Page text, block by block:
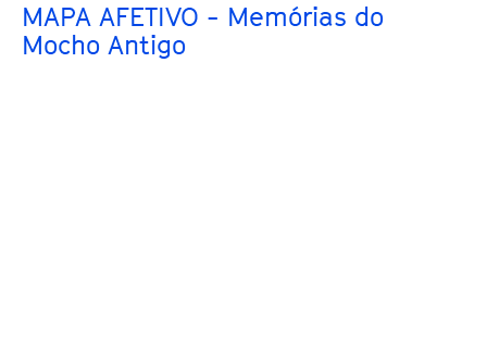
MAPA AFETIVO - Memórias do
Mocho Antigo